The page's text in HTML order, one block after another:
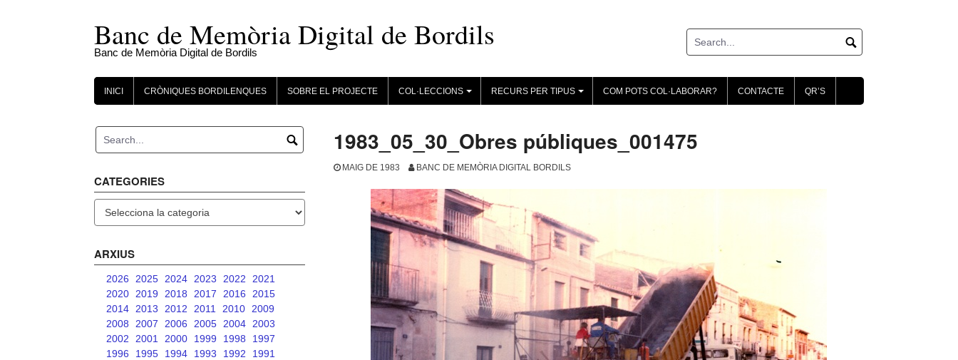
Banc de Memòria Digital de Bordils
Banc de Memòria Digital de Bordils
INICI CRÒNIQUES BORDILENQUES SOBRE EL PROJECTE
+
COL·LECCIONS
+
RECURS PER TIPUS COM POTS COL·LABORAR? CONTACTE QR’S
1983_05_30_Obres públiques_001475
MAIG DE 1983 BANC DE MEMÒRIA DIGITAL BORDILS
CATEGORIES
ARXIUS
2026 2025 2024 2023 2022
2021
2020
2019 2018 2017 2016
2015
2014
2013 2012 2011 2010
2009
2008
2007 2006 2005 2004
2003
2002
2001 2000 1999 1998
1997
1996
1995 1994 1993 1992
1991